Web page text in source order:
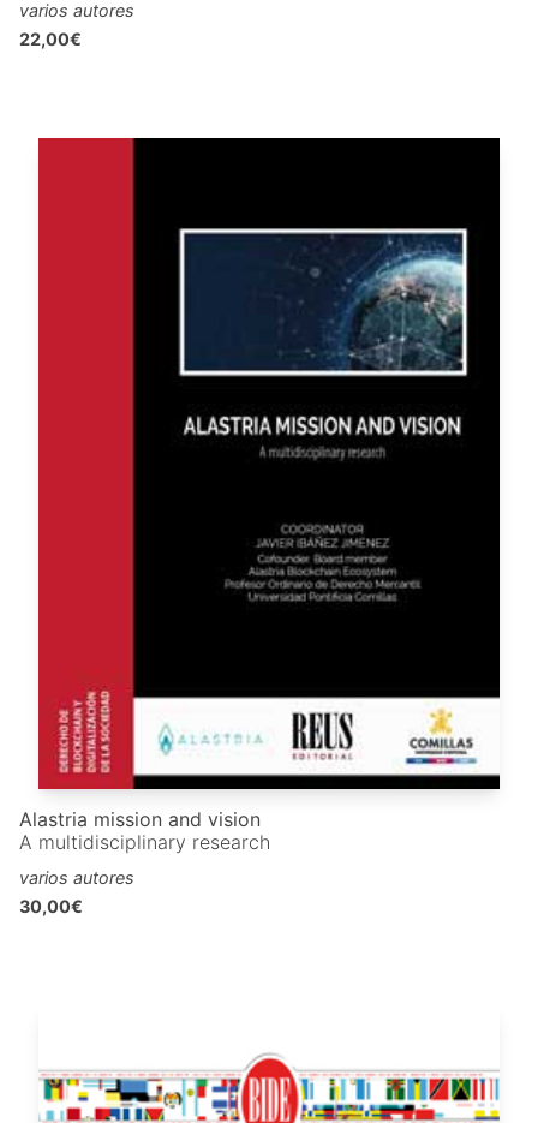
varios autores
22,00€
Alastria mission and vision
A multidisciplinary research
varios autores
30,00€